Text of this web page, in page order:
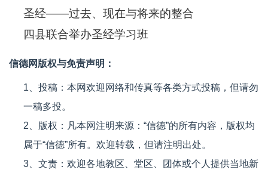
圣经——过去、现在与将来的整合
四县联合举办圣经学习班
信德网版权与免责声明：
1、投稿：本网欢迎网络和传真等各类方式投稿，但请勿
一稿多投。
2、版权：凡本网注明来源：“信德”的所有内容，版权均
属于“信德”所有。欢迎转载，但请注明出处。
3、文责：欢迎各地教区、堂区、团体或个人提供当地新